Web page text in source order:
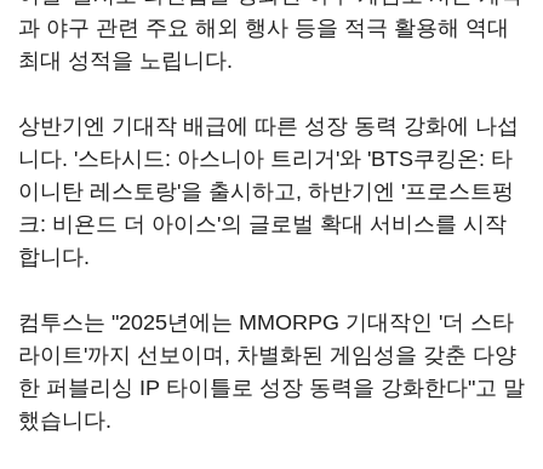
과 야구 관련 주요 해외 행사 등을 적극 활용해 역대
최대 성적을 노립니다.
상반기엔 기대작 배급에 따른 성장 동력 강화에 나섭
니다. '스타시드: 아스니아 트리거'와 'BTS쿠킹온: 타
이니탄 레스토랑'을 출시하고, 하반기엔 '프로스트펑
크: 비욘드 더 아이스'의 글로벌 확대 서비스를 시작
합니다.
컴투스는 "2025년에는 MMORPG 기대작인 '더 스타
라이트'까지 선보이며, 차별화된 게임성을 갖춘 다양
한 퍼블리싱 IP 타이틀로 성장 동력을 강화한다"고 말
했습니다.